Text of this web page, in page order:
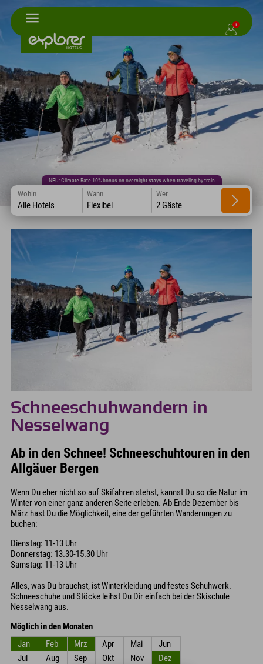
1
NEU: Climate Rate 10% bonus on overnight stays when traveling by train
Wohin
Alle Hotels
Wann
Flexibel
Wer
2 Gäste
Schneeschuhwandern in
Nesselwang
Ab in den Schnee! Schneeschuhtouren in den
Allgäuer Bergen
Wenn Du eher nicht so auf Skifahren stehst, kannst Du so die Natur im
Winter von einer ganz anderen Seite erleben. Ab Ende Dezember bis
März hast Du die Möglichkeit, eine der geführten Wanderungen zu
buchen:
Dienstag: 11-13 Uhr
Donnerstag: 13.30-15.30 Uhr
Samstag: 11-13 Uhr
Alles, was Du brauchst, ist Winterkleidung und festes Schuhwerk.
Schneeschuhe und Stöcke leihst Du Dir einfach bei der Skischule
Nesselwang aus.
Möglich in den Monaten
Jan
Feb Mrz Apr Mai
Jun
Jul
Aug Sep Okt Nov Dez